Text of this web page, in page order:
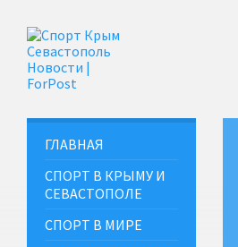
ГЛАВНАЯ
СПОРТ В КРЫМУ И
СЕВАСТОПОЛЕ
СПОРТ В МИРЕ